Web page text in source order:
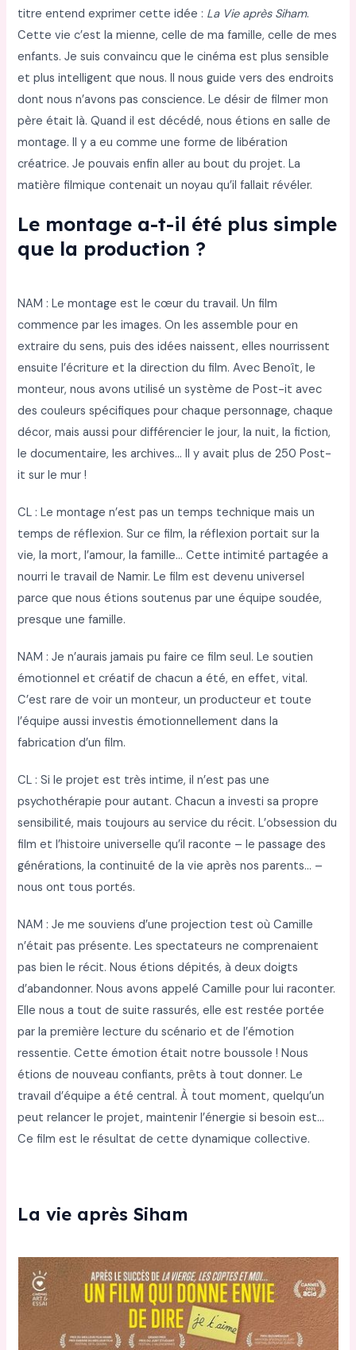
titre entend exprimer cette idée : La Vie après Siham.
Cette vie c’est la mienne, celle de ma famille, celle de mes
enfants. Je suis convaincu que le cinéma est plus sensible
et plus intelligent que nous. Il nous guide vers des endroits
dont nous n’avons pas conscience. Le désir de filmer mon
père était là. Quand il est décédé, nous étions en salle de
montage. Il y a eu comme une forme de libération
créatrice. Je pouvais enfin aller au bout du projet. La
matière filmique contenait un noyau qu’il fallait révéler.
Le montage a-t-il été plus simple
que la production ?
NAM : Le montage est le cœur du travail. Un film
commence par les images. On les assemble pour en
extraire du sens, puis des idées naissent, elles nourrissent
ensuite l’écriture et la direction du film. Avec Benoît, le
monteur, nous avons utilisé un système de Post-it avec
des couleurs spécifiques pour chaque personnage, chaque
décor, mais aussi pour différencier le jour, la nuit, la fiction,
le documentaire, les archives… Il y avait plus de 250 Post-
it sur le mur !
CL : Le montage n’est pas un temps technique mais un
temps de réflexion. Sur ce film, la réflexion portait sur la
vie, la mort, l’amour, la famille… Cette intimité partagée a
nourri le travail de Namir. Le film est devenu universel
parce que nous étions soutenus par une équipe soudée,
presque une famille.
NAM : Je n’aurais jamais pu faire ce film seul. Le soutien
émotionnel et créatif de chacun a été, en effet, vital.
C’est rare de voir un monteur, un producteur et toute
l’équipe aussi investis émotionnellement dans la
fabrication d’un film.
CL : Si le projet est très intime, il n’est pas une
psychothérapie pour autant. Chacun a investi sa propre
sensibilité, mais toujours au service du récit. L’obsession du
film et l’histoire universelle qu’il raconte – le passage des
générations, la continuité de la vie après nos parents… –
nous ont tous portés.
NAM : Je me souviens d’une projection test où Camille
n’était pas présente. Les spectateurs ne comprenaient
pas bien le récit. Nous étions dépités, à deux doigts
d’abandonner. Nous avons appelé Camille pour lui raconter.
Elle nous a tout de suite rassurés, elle est restée portée
par la première lecture du scénario et de l’émotion
ressentie. Cette émotion était notre boussole ! Nous
étions de nouveau confiants, prêts à tout donner. Le
travail d’équipe a été central. À tout moment, quelqu’un
peut relancer le projet, maintenir l’énergie si besoin est…
Ce film est le résultat de cette dynamique collective.
La vie après Siham